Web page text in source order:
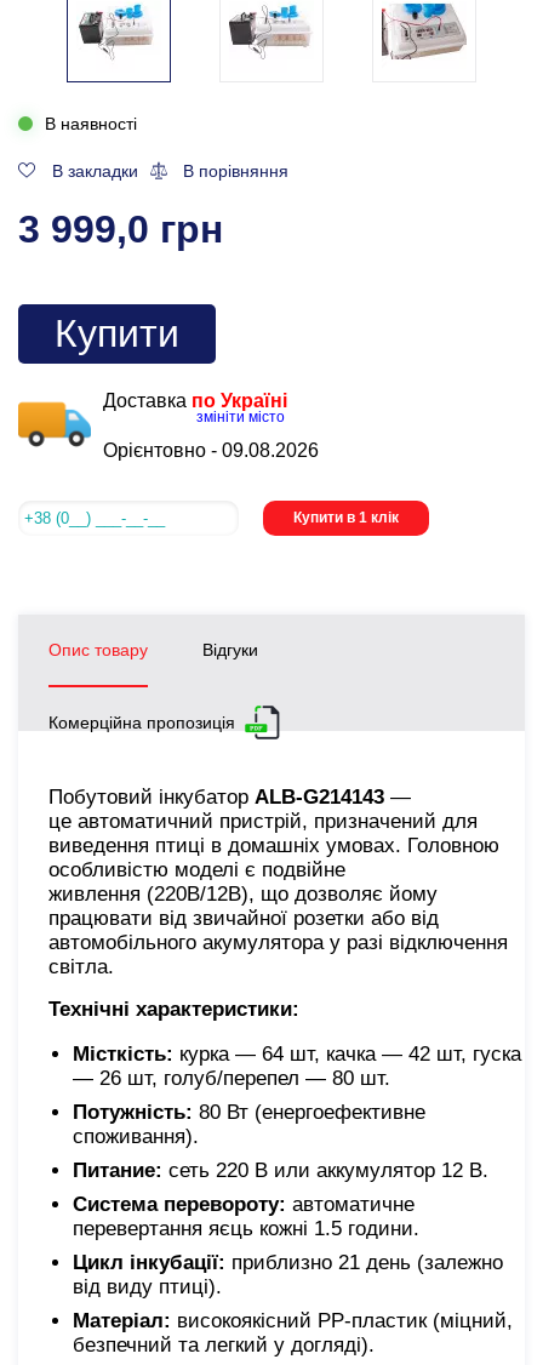
В наявності
В закладки В порівняння
3 999,0 грн
Купити
Доставка по Україні
змініти місто
Орієнтовно - 09.08.2026
Купити в 1 клік
Опис товару Відгуки
Комерційна пропозиція
Побутовий інкубатор ALB-G214143 —
це автоматичний пристрій, призначений для
виведення птиці в домашніх умовах. Головною
особливістю моделі є подвійне
живлення (220В/12В), що дозволяє йому
працювати від звичайної розетки або від
автомобільного акумулятора у разі відключення
світла.
Технічні характеристики:
Місткість: курка — 64 шт, качка — 42 шт, гуска
— 26 шт, голуб/перепел — 80 шт.
Потужність: 80 Вт (енергоефективне
споживання).
Питание: сеть 220 В или аккумулятор 12 В.
Система перевороту: автоматичне
перевертання яєць кожні 1.5 години.
Цикл інкубації: приблизно 21 день (залежно
від виду птиці).
Матеріал: високоякісний PP-пластик (міцний,
безпечний та легкий у догляді).